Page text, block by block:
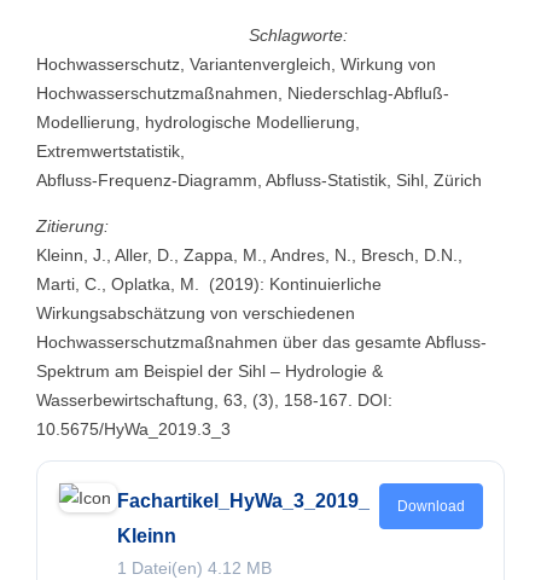
Schlagworte:
Hochwasserschutz, Variantenvergleich, Wirkung von
Hochwasserschutzmaßnahmen, Niederschlag-Abfluß-
Modellierung, hydrologische Modellierung,
Extremwertstatistik,
Abfluss-Frequenz-Diagramm, Abfluss-Statistik, Sihl, Zürich
Zitierung:
Kleinn, J., Aller, D., Zappa, M., Andres, N., Bresch, D.N.,
Marti, C., Oplatka, M. (2019): Kontinuierliche
Wirkungsabschätzung von verschiedenen
Hochwasserschutzmaßnahmen über das gesamte Abfluss-
Spektrum am Beispiel der Sihl – Hydrologie &
Wasserbewirtschaftung, 63, (3), 158-167. DOI:
10.5675/HyWa_2019.3_3
Fachartikel_HyWa_3_2019_
Kleinn
1 Datei(en) 4.12 MB
Download